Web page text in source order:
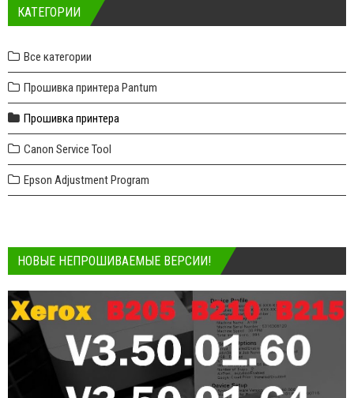
КАТЕГОРИИ
Все категории
Прошивка принтера Pantum
Прошивка принтера
Canon Service Tool
Epson Adjustment Program
НОВЫЕ НЕПРОШИВАЕМЫЕ ВЕРСИИ!